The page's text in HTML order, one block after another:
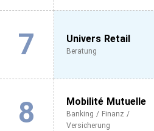
7 Univers Retail
Beratung
8 Mobilité Mutuelle
Banking / Finanz /
Versicherung